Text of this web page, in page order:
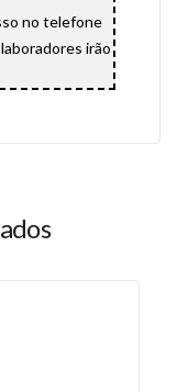
no telefone
irão